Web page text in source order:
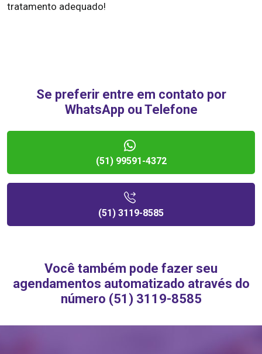
tratamento adequado!
Se preferir entre em contato por
WhatsApp ou Telefone
(51) 99591-4372
(51) 3119-8585
Você também pode fazer seu
agendamentos automatizado através do
número (51) 3119-8585